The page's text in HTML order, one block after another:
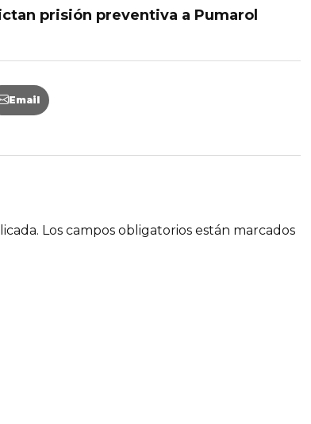
prisión preventiva a Pumarol
Email
Los campos obligatorios están marcados